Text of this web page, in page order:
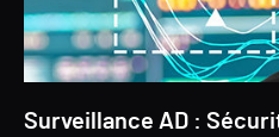
Surveillance AD :